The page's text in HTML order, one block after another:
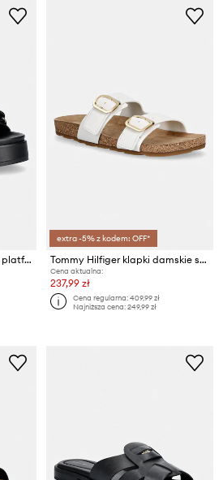
Tommy Hilfiger sandały na platformie damskie skórzane LEATHER SPORTY PLATFORM SANDAL
extra -5% z kodem: OFF*
Tommy Hilfiger klapki damskie skórzane TH CLASSIC CORK SANDAL LEATHER
Cena aktualna:
237,99 zł
Cena regularna:409,99 zł
Najniższa cena:249,99 zł